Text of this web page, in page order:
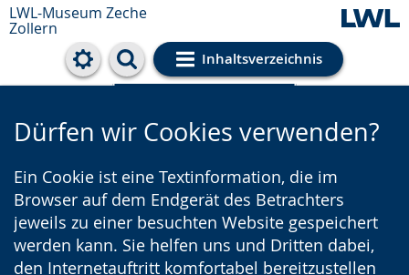
LWL-Museum Zeche
Zollern
Inhaltsverzeichnis
Cookie-Einstellungen
Dürfen wir Cookies verwenden?
Ein Cookie ist eine Textinformation, die im
Browser auf dem Endgerät des Betrachters
jeweils zu einer besuchten Website gespeichert
werden kann. Sie helfen uns und Dritten dabei,
den Internetauftritt komfortabel bereitzustellen